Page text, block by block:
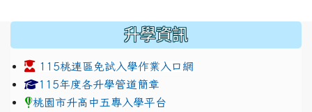
升學資訊
115桃連區免試入學作業入口網
link to https://www.jhjhs.tyc.edu.tw/modules/
115年度各升學管道簡章
桃園市升高中五專入學平台